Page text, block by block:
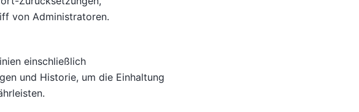
von Administratoren.
einschließlich
und Historie, um die Einhaltung